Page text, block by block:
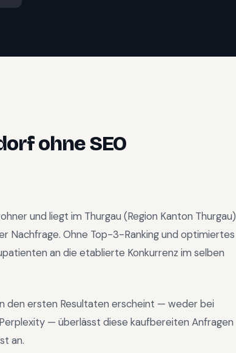
ohne SEO
und liegt im Thurgau (Region Kanton Thurgau)
Nachfrage. Ohne Top-3-Ranking und optimiertes
an die etablierte Konkurrenz im selben
den ersten Resultaten erscheint — weder bei
— überlässt diese kaufbereiten Anfragen
an.